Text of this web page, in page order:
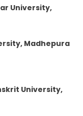
University,
Madhepura
University,